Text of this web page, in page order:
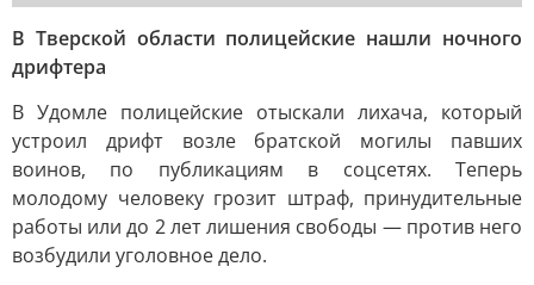
В Тверской области полицейские нашли ночного
дрифтера
В Удомле полицейские отыскали лихача, который
устроил дрифт возле братской могилы павших
воинов, по публикациям в соцсетях. Теперь
молодому человеку грозит штраф, принудительные
работы или до 2 лет лишения свободы — против него
возбудили уголовное дело.